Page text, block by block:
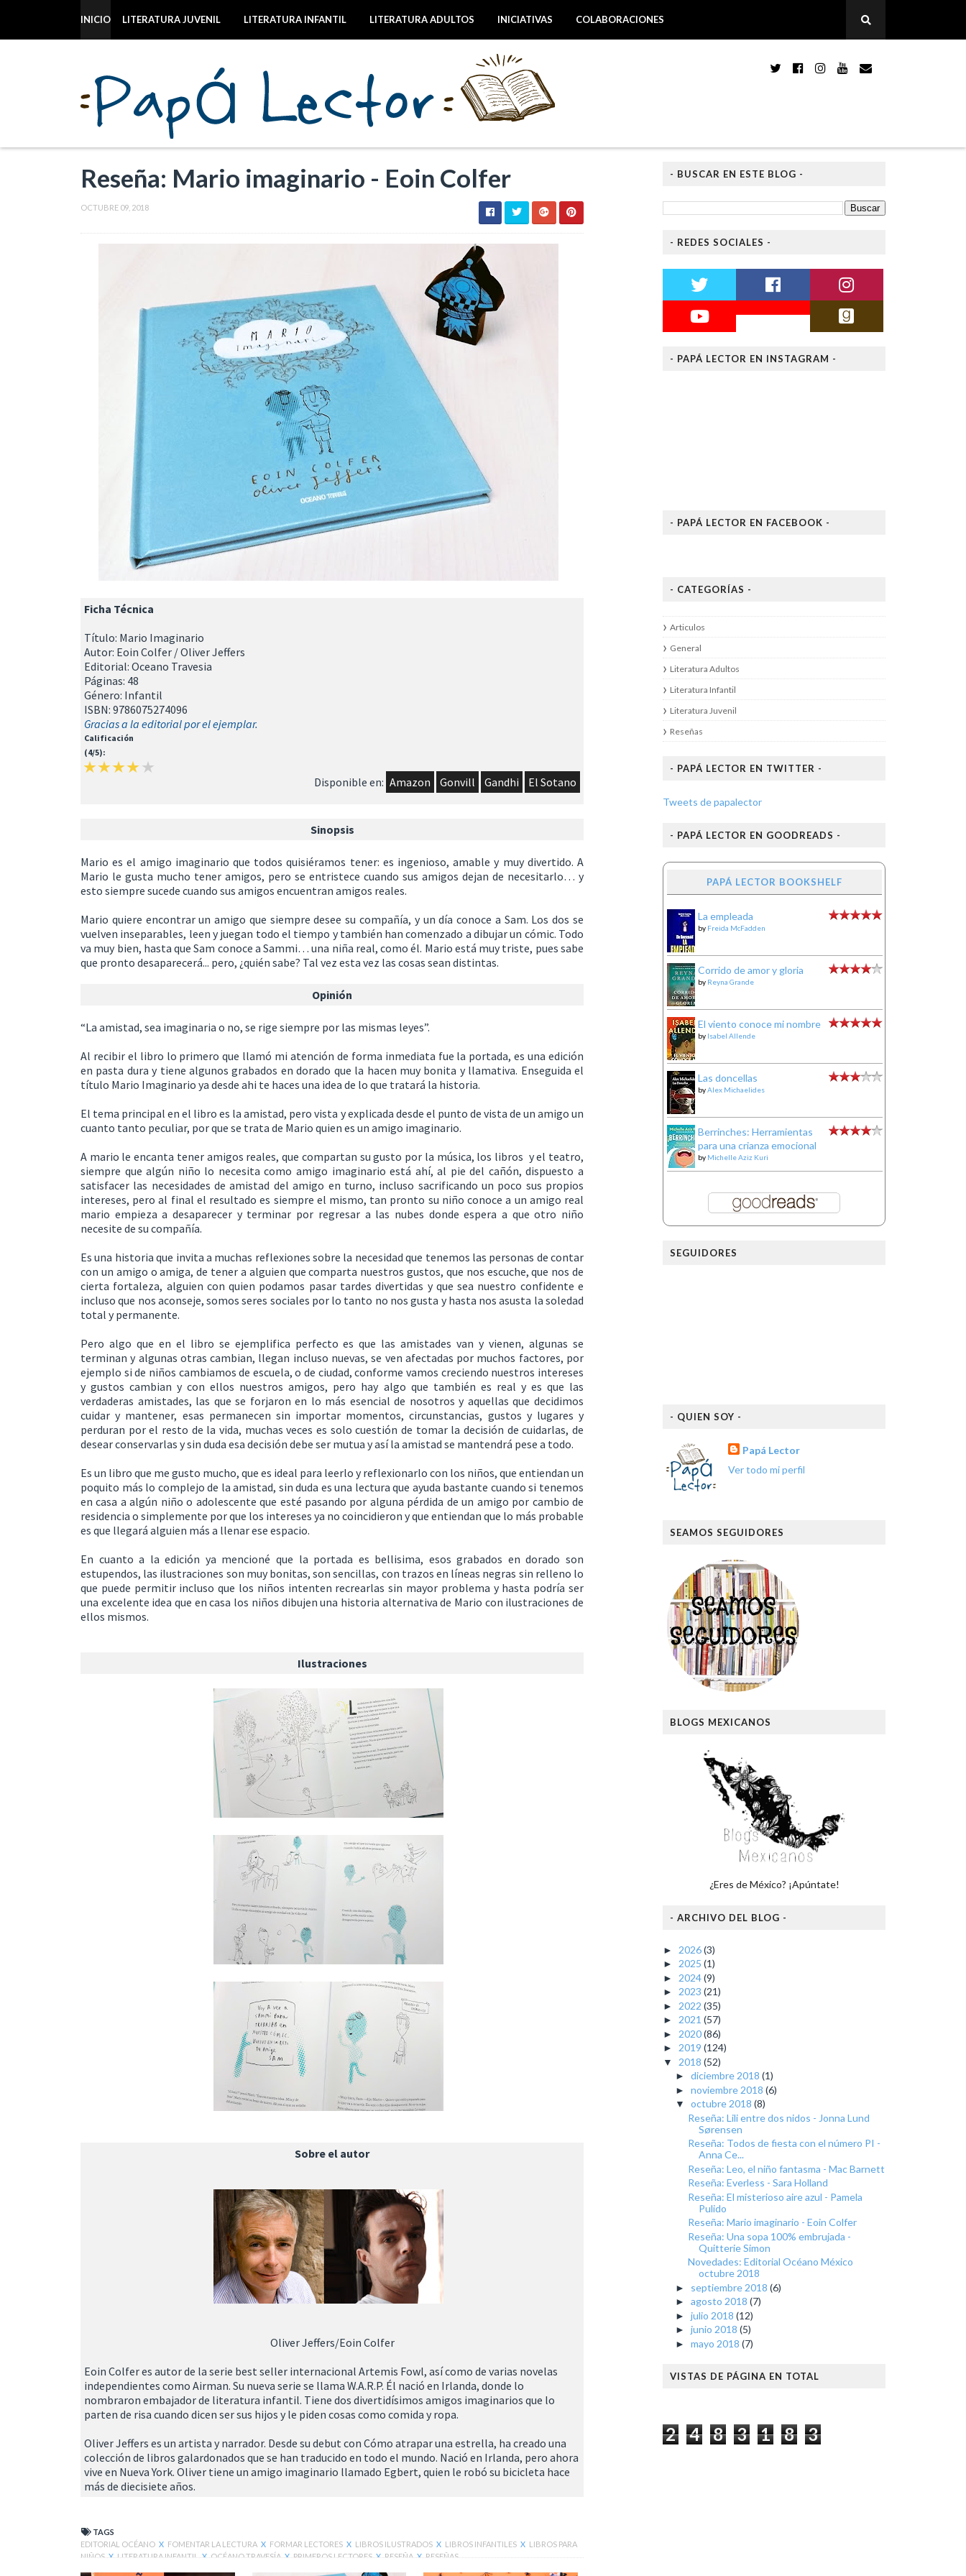
INICIO LITERATURA JUVENIL LITERATURA INFANTIL LITERATURA ADULTOS INICIATIVAS COLABORACIONES
Reseña: Mario imaginario - Eoin Colfer
OCTUBRE 09, 2018
Ficha Técnica
Título: Mario Imaginario
Autor: Eoin Colfer / Oliver Jeffers
Editorial: Oceano Travesia
Páginas: 48
Género: Infantil
ISBN: 9786075274096
Gracias a la editorial por el ejemplar.
Calificación
(4/5):
Disponible en: Amazon Gonvill Gandhi El Sotano
Sinopsis
Mario es el amigo imaginario que todos quisiéramos tener: es ingenioso, amable y muy divertido. A
Mario le gusta mucho tener amigos, pero se entristece cuando sus amigos dejan de necesitarlo… y
esto siempre sucede cuando sus amigos encuentran amigos reales.
Mario quiere encontrar un amigo que siempre desee su compañía, y un día conoce a Sam. Los dos se
vuelven inseparables, leen y juegan todo el tiempo y también han comenzado a dibujar un cómic. Todo
va muy bien, hasta que Sam conoce a Sammi… una niña real, como él. Mario está muy triste, pues sabe
que pronto desaparecerá... pero, ¿quién sabe? Tal vez esta vez las cosas sean distintas.
Opinión
“La amistad, sea imaginaria o no, se rige siempre por las mismas leyes”.
Al recibir el libro lo primero que llamó mi atención de forma inmediata fue la portada, es una edición
en pasta dura y tiene algunos grabados en dorado que la hacen muy bonita y llamativa. Enseguida el
título Mario Imaginario ya desde ahi te haces una idea de lo que tratará la historia.
El tema principal en el libro es la amistad, pero vista y explicada desde el punto de vista de un amigo un
cuanto tanto peculiar, por que se trata de Mario quien es un amigo imaginario.
A mario le encanta tener amigos reales, que compartan su gusto por la música, los libros y el teatro,
siempre que algún niño lo necesita como amigo imaginario está ahí, al pie del cañón, dispuesto a
satisfacer las necesidades de amistad del amigo en turno, incluso sacrificando un poco sus propios
intereses, pero al final el resultado es siempre el mismo, tan pronto su niño conoce a un amigo real
mario empieza a desaparecer y terminar por regresar a las nubes donde espera a que otro niño
necesite de su compañía.
Es una historia que invita a muchas reflexiones sobre la necesidad que tenemos las personas de contar
con un amigo o amiga, de tener a alguien que comparta nuestros gustos, que nos escuche, que nos de
cierta fortaleza, alguien con quien podamos pasar tardes divertidas y que sea nuestro confidente e
incluso que nos aconseje, somos seres sociales por lo tanto no nos gusta y hasta nos asusta la soledad
total y permanente.
Pero algo que en el libro se ejemplifica perfecto es que las amistades van y vienen, algunas se
terminan y algunas otras cambian, llegan incluso nuevas, se ven afectadas por muchos factores, por
ejemplo si de niños cambiamos de escuela, o de ciudad, conforme vamos creciendo nuestros intereses
y gustos cambian y con ellos nuestros amigos, pero hay algo que también es real y es que las
verdaderas amistades, las que se forjaron en lo más esencial de nosotros y aquellas que decidimos
cuidar y mantener, esas permanecen sin importar momentos, circunstancias, gustos y lugares y
perduran por el resto de la vida, muchas veces es solo cuestión de tomar la decisión de cuidarlas, de
desear conservarlas y sin duda esa decisión debe ser mutua y así la amistad se mantendrá pese a todo.
Es un libro que me gusto mucho, que es ideal para leerlo y reflexionarlo con los niños, que entiendan un
poquito más lo complejo de la amistad, sin duda es una lectura que ayuda bastante cuando si tenemos
en casa a algún niño o adolescente que esté pasando por alguna pérdida de un amigo por cambio de
residencia o simplemente por que los intereses ya no coincidieron y que entiendan que lo más probable
es que llegará alguien más a llenar ese espacio.
En cuanto a la edición ya mencioné que la portada es bellisima, esos grabados en dorado son
estupendos, las ilustraciones son muy bonitas, son sencillas, con trazos en líneas negras sin relleno lo
que puede permitir incluso que los niños intenten recrearlas sin mayor problema y hasta podría ser
una excelente idea que en casa los niños dibujen una historia alternativa de Mario con ilustraciones de
ellos mismos.
Ilustraciones
Sobre el autor
Oliver Jeffers/Eoin Colfer
Eoin Colfer es autor de la serie best seller internacional Artemis Fowl, así como de varias novelas
independientes como Airman. Su nueva serie se llama W.A.R.P. Él nació en Irlanda, donde lo
nombraron embajador de literatura infantil. Tiene dos divertidísimos amigos imaginarios que lo
parten de risa cuando dicen ser sus hijos y le piden cosas como comida y ropa.
Oliver Jeffers es un artista y narrador. Desde su debut con Cómo atrapar una estrella, ha creado una
colección de libros galardonados que se han traducido en todo el mundo. Nació en Irlanda, pero ahora
vive en Nueva York. Oliver tiene un amigo imaginario llamado Egbert, quien le robó su bicicleta hace
más de diecisiete años.
TAGS
EDITORIAL OCÉANO X FOMENTAR LA LECTURA X FORMAR LECTORES X LIBROS ILUSTRADOS X LIBROS INFANTILES X LIBROS PARA
NIÑOS X LITERATURA INFANTIL X OCÉANO TRAVESÍA X PRIMEROS LECTORES X RESEÑA X RESEÑAS
- BUSCAR EN ESTE BLOG -
- REDES SOCIALES -
- PAPÁ LECTOR EN INSTAGRAM -
- PAPÁ LECTOR EN FACEBOOK -
- CATEGORÍAS -
Articulos
General
Literatura Adultos
Literatura Infantil
Literatura Juvenil
Reseñas
- PAPÁ LECTOR EN TWITTER -
Tweets de papalector
- PAPÁ LECTOR EN GOODREADS -
PAPÁ LECTOR BOOKSHELF
La empleada
by Freida McFadden
Corrido de amor y gloria
by Reyna Grande
El viento conoce mi nombre
by Isabel Allende
Las doncellas
byAlex Michaelides
Berrinches: Herramientas
para una crianza emocional
by Michelle Aziz Kuri
SEGUIDORES
- QUIEN SOY -
Papá Lector
Ver todo mi perfil
SEAMOS SEGUIDORES
BLOGS MEXICANOS
¿Eres de México? ¡Apúntate!
- ARCHIVO DEL BLOG -
► 2026(3)
► 2025 (1)
► 2024(9)
► 2023 (21)
► 2022 (35)
► 2021 (57)
► 2020(86)
► 2019 (124)
▼ 2018 (52)
► diciembre 2018 (1)
► noviembre 2018 (6)
▼ octubre 2018 (8)
Reseña: Lili entre dos nidos - Jonna Lund
Sørensen
Reseña: Todos de fiesta con el número PI -
Anna Ce...
Reseña: Leo, el niño fantasma - Mac Barnett
Reseña: Everless - Sara Holland
Reseña: El misterioso aire azul - Pamela
Pulido
Reseña: Mario imaginario - Eoin Colfer
Reseña: Una sopa 100% embrujada -
Quitterie Simon
Novedades: Editorial Océano México
octubre 2018
► septiembre 2018 (6)
► agosto 2018 (7)
► julio 2018 (12)
► junio 2018 (5)
► mayo 2018 (7)
VISTAS DE PÁGINA EN TOTAL
2 4 8 3 1 8 3